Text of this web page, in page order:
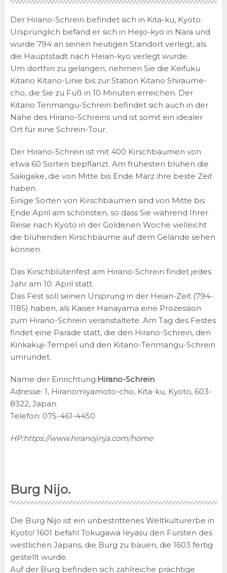
Der Hirano-Schrein befindet sich in Kita-ku, Kyoto.
Ursprünglich befand er sich in Heijo-kyo in Nara und
wurde 794 an seinen heutigen Standort verlegt, als
die Hauptstadt nach Heian-kyo verlegt wurde.
Um dorthin zu gelangen, nehmen Sie die Keifuku
Kitano Kitano-Linie bis zur Station Kitano Shiraume-
cho, die Sie zu Fuß in 10 Minuten erreichen. Der
Kitano Tenmangu-Schrein befindet sich auch in der
Nähe des Hirano-Schreins und ist somit ein idealer
Ort für eine Schrein-Tour.
Der Hirano-Schrein ist mit 400 Kirschbäumen von
etwa 60 Sorten bepflanzt. Am frühesten blühen die
Sakigake, die von Mitte bis Ende März ihre beste Zeit
haben.
Einige Sorten von Kirschbäumen sind von Mitte bis
Ende April am schönsten, so dass Sie während Ihrer
Reise nach Kyoto in der Goldenen Woche vielleicht
die blühenden Kirschbäume auf dem Gelände sehen
können.
Das Kirschblütenfest am Hirano-Schrein findet jedes
Jahr am 10. April statt.
Das Fest soll seinen Ursprung in der Heian-Zeit (794-
1185) haben, als Kaiser Hanayama eine Prozession
zum Hirano-Schrein veranstaltete. Am Tag des Festes
findet eine Parade statt, die den Hirano-Schrein, den
Kinkakuji-Tempel und den Kitano-Tenmangu-Schrein
umrundet.
Name der Einrichtung:Hirano-Schrein
Adresse: 1, Hiranomiyamoto-cho, Kita-ku, Kyoto, 603-
8322, Japan.
Telefon: 075-461-4450
HP:https://www.hiranojinja.com/home
Burg Nijo.
Die Burg Nijo ist ein unbestrittenes Weltkulturerbe in
Kyoto! 1601 befahl Tokugawa Ieyasu den Fürsten des
westlichen Japans, die Burg zu bauen, die 1603 fertig
gestellt wurde.
Auf der Burg befinden sich zahlreiche prächtige